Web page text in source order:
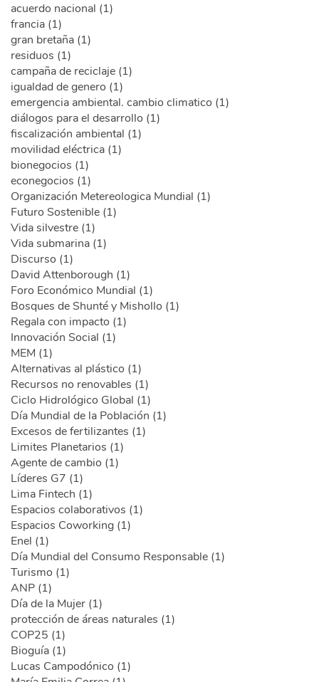
acuerdo nacional (1)
francia (1)
gran bretaña (1)
residuos (1)
campaña de reciclaje (1)
igualdad de genero (1)
emergencia ambiental. cambio climatico (1)
diálogos para el desarrollo (1)
fiscalización ambiental (1)
movilidad eléctrica (1)
bionegocios (1)
econegocios (1)
Organización Metereologica Mundial (1)
Futuro Sostenible (1)
Vida silvestre (1)
Vida submarina (1)
Discurso (1)
David Attenborough (1)
Foro Económico Mundial (1)
Bosques de Shunté y Mishollo (1)
Regala con impacto (1)
Innovación Social (1)
MEM (1)
Alternativas al plástico (1)
Recursos no renovables (1)
Ciclo Hidrológico Global (1)
Día Mundial de la Población (1)
Excesos de fertilizantes (1)
Limites Planetarios (1)
Agente de cambio (1)
Líderes G7 (1)
Lima Fintech (1)
Espacios colaborativos (1)
Espacios Coworking (1)
Enel (1)
Día Mundial del Consumo Responsable (1)
Turismo (1)
ANP (1)
Día de la Mujer (1)
protección de áreas naturales (1)
COP25 (1)
Bioguía (1)
Lucas Campodónico (1)